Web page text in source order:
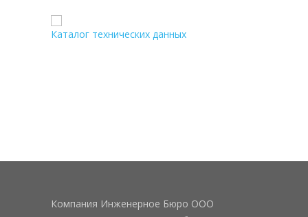
Каталог технических данных
Компания Инженерное Бюро ООО